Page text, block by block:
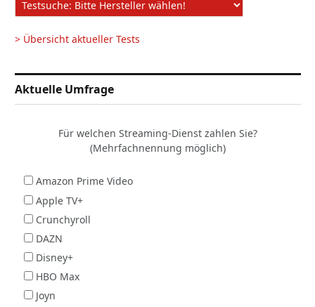
> Übersicht aktueller Tests
Aktuelle Umfrage
Für welchen Streaming-Dienst zahlen Sie?
(Mehrfachnennung möglich)
Amazon Prime Video
Apple TV+
Crunchyroll
DAZN
Disney+
HBO Max
Joyn